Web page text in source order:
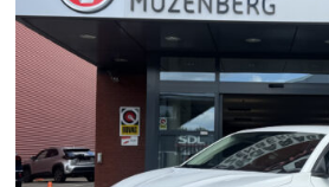
Metaalkleur
Mistlampen voor
mistlampen voor adaptief